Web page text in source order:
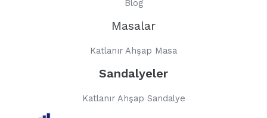
Blog
Masalar
Katlanır Ahşap Masa
Sandalyeler
Katlanır Ahşap Sandalye